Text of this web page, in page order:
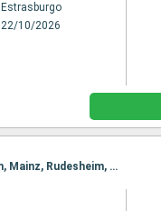
Estrasburgo
22/10/2026
Itinerario : Estrasburgo, Saint Goarshausen, Rudesheim, Saint Goarshausen, Rudesheim, Mainz, Rudesheim, Mainz, Gambsheim, Estrasburgo, Gambsheim, Estrasburgo